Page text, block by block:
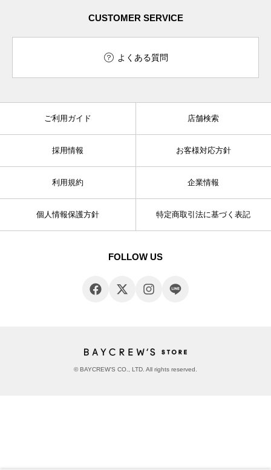
CUSTOMER SERVICE
よくある質問
ご利用ガイド 店舗検索
採用情報 お客様対応方針
利用規約 企業情報
個人情報保護方針 特定商取引法に基づく表記
FOLLOW US
© BAYCREW’S CO., LTD. All rights reserved.